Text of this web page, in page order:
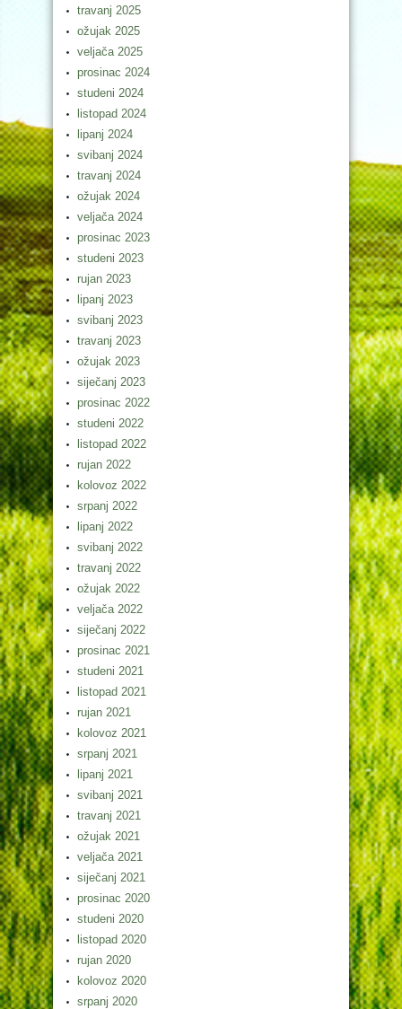
travanj 2025
ožujak 2025
veljača 2025
prosinac 2024
studeni 2024
listopad 2024
lipanj 2024
svibanj 2024
travanj 2024
ožujak 2024
veljača 2024
prosinac 2023
studeni 2023
rujan 2023
lipanj 2023
svibanj 2023
travanj 2023
ožujak 2023
siječanj 2023
prosinac 2022
studeni 2022
listopad 2022
rujan 2022
kolovoz 2022
srpanj 2022
lipanj 2022
svibanj 2022
travanj 2022
ožujak 2022
veljača 2022
siječanj 2022
prosinac 2021
studeni 2021
listopad 2021
rujan 2021
kolovoz 2021
srpanj 2021
lipanj 2021
svibanj 2021
travanj 2021
ožujak 2021
veljača 2021
siječanj 2021
prosinac 2020
studeni 2020
listopad 2020
rujan 2020
kolovoz 2020
srpanj 2020